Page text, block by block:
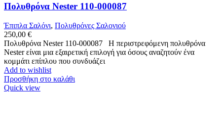
Πολυθρόνα Nester 110-000087
Έπιπλα Σαλόνι, Πολυθρόνες Σαλονιού
250,00 €
Πολυθρόνα Nester 110-000087 Η περιστρεφόμενη πολυθρόνα
Nester είναι μια εξαιρετική επιλογή για όσους αναζητούν ένα
κομμάτι επίπλου που συνδυάζει
Add to wishlist
Προσθήκη στο καλάθι
Quick view